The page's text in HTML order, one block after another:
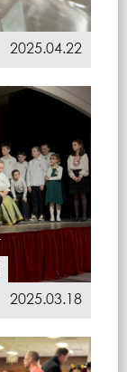
2025.04.22
2025.03.18